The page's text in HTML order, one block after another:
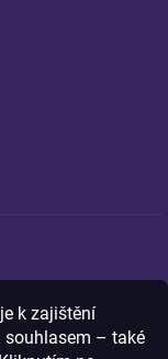
k zajištění
– také